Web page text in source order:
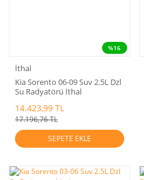
%16
İthal
Kia Sorento 06-09 Suv 2.5L Dzl
Su Radyatörü İthal
14.423,99 TL
17.196,76 TL
SEPETE EKLE